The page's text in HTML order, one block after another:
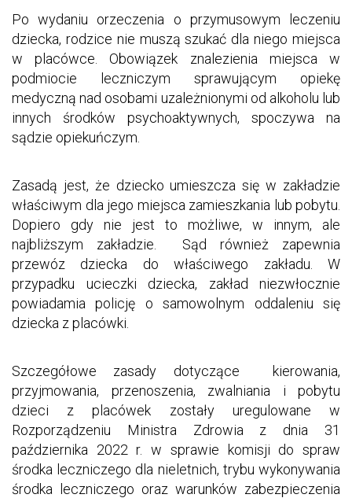
Po wydaniu orzeczenia o przymusowym leczeniu
dziecka, rodzice nie muszą szukać dla niego miejsca
w placówce. Obowiązek znalezienia miejsca w
podmiocie leczniczym sprawującym opiekę
medyczną nad osobami uzależnionymi od alkoholu lub
innych środków psychoaktywnych, spoczywa na
sądzie opiekuńczym.
Zasadą jest, że dziecko umieszcza się w zakładzie
właściwym dla jego miejsca zamieszkania lub pobytu.
Dopiero gdy nie jest to możliwe, w innym, ale
najbliższym zakładzie. Sąd również zapewnia
przewóz dziecka do właściwego zakładu. W
przypadku ucieczki dziecka, zakład niezwłocznie
powiadamia policję o samowolnym oddaleniu się
dziecka z placówki.
Szczegółowe zasady dotyczące kierowania,
przyjmowania, przenoszenia, zwalniania i pobytu
dzieci z placówek zostały uregulowane w
Rozporządzeniu Ministra Zdrowia z dnia 31
października 2022 r. w sprawie komisji do spraw
środka leczniczego dla nieletnich, trybu wykonywania
środka leczniczego oraz warunków zabezpieczenia